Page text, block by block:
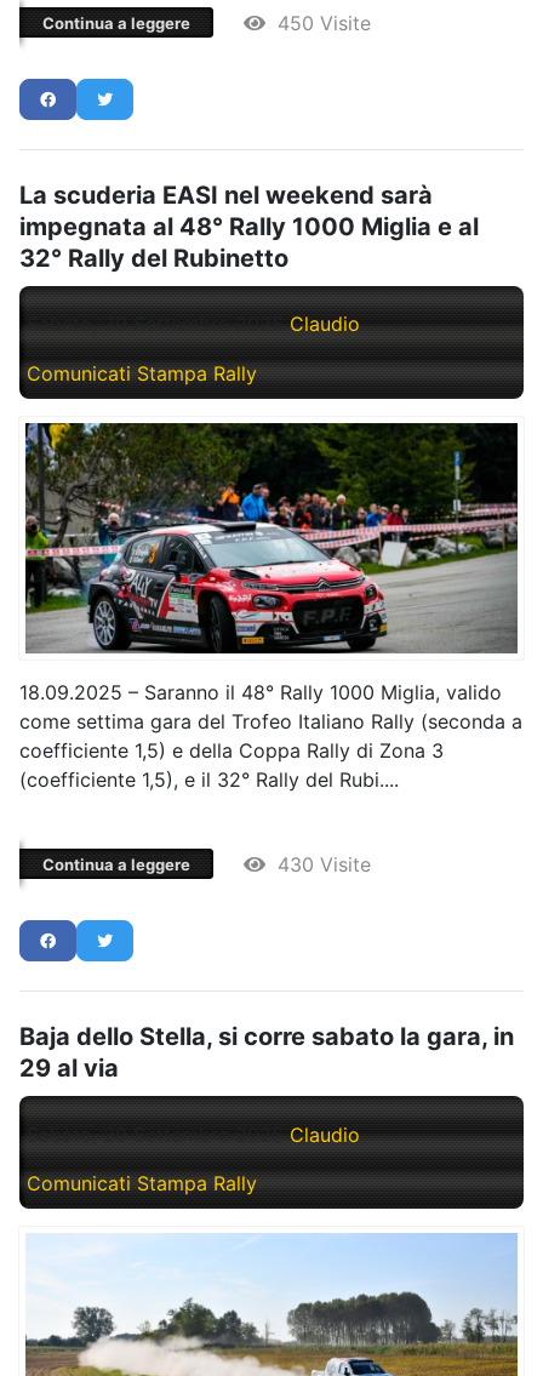
Continua a leggere 450 Visite
La scuderia EASI nel weekend sarà
impegnata al 48° Rally 1000 Miglia e al
32° Rally del Rubinetto
Sabato, 20 Settembre 2025 Claudio
Comunicati Stampa Rally
18.09.2025 – Saranno il 48° Rally 1000 Miglia, valido
come settima gara del Trofeo Italiano Rally (seconda a
coefficiente 1,5) e della Coppa Rally di Zona 3
(coefficiente 1,5), e il 32° Rally del Rubi....
Continua a leggere 430 Visite
Baja dello Stella, si corre sabato la gara, in
29 al via
Sabato, 20 Settembre 2025 Claudio
Comunicati Stampa Rally